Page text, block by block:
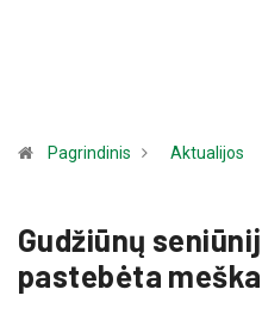
Pagrindinis Aktualijos
Gudžiūnų
pastebėta meška